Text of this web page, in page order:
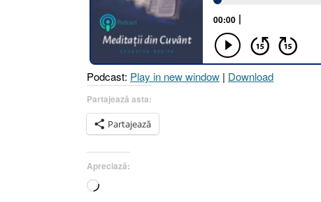
Podcast: Play in new window | Download
Partajează asta:
Partajează
Apreciază:
Încarc...